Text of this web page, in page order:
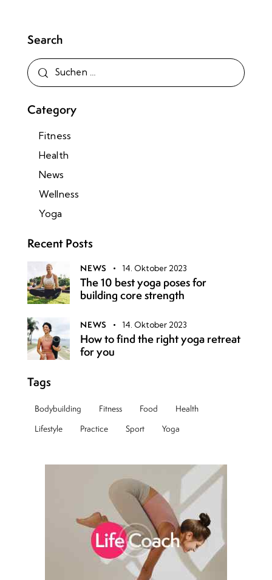
Search
Category
Fitness
Health
News
Wellness
Yoga
Recent Posts
NEWS 14. Oktober 2023
The 10 best yoga poses for
building core strength
NEWS 14. Oktober 2023
How to find the right yoga retreat
for you
Tags
Bodybuilding Fitness Food
Health
Lifestyle
Practice Sport Yoga